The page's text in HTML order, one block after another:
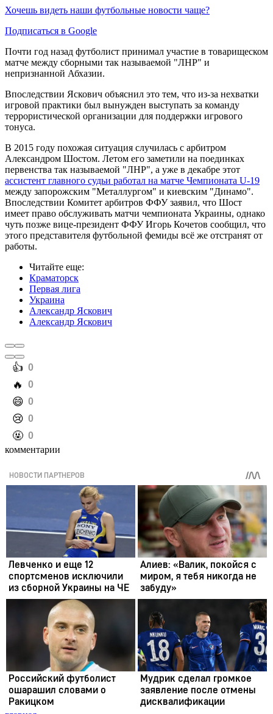
Хочешь видеть наши футбольные новости чаще?
Подписаться в Google
Почти год назад футболист принимал участие в товарищеском
матче между сборными так называемой "ЛНР" и
непризнанной Абхазии.
Впоследствии Яскович объяснил это тем, что из-за нехватки
игровой практики был вынужден выступать за команду
террористической организации для поддержки игрового
тонуса.
В 2015 году похожая ситуация случилась с арбитром
Александром Шостом. Летом его заметили на поединках
первенства так называемой "ЛНР", а уже в декабре этот
ассистент главного судьи работал на матче Чемпионата U-19
между запорожским "Металлургом" и киевским "Динамо".
Впоследствии Комитет арбитров ФФУ заявил, что Шост
имеет право обслуживать матчи чемпионата Украины, однако
чуть позже вице-президент ФФУ Игорь Кочетов сообщил, что
этого представителя футбольной фемиды всё же отстранят от
работы.
Читайте еще:
Краматорск
Первая лига
Украина
Александр Яскович
Александр Яскович
️👍 0
️🔥 0
️😄 0
️😢 0
️🤬 0
комментарии